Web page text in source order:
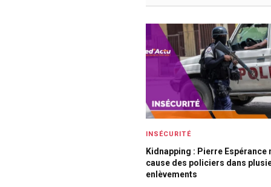
INSÉCURITÉ
Kidnapping : Pierre Espérance
cause des policiers dans
enlèvements